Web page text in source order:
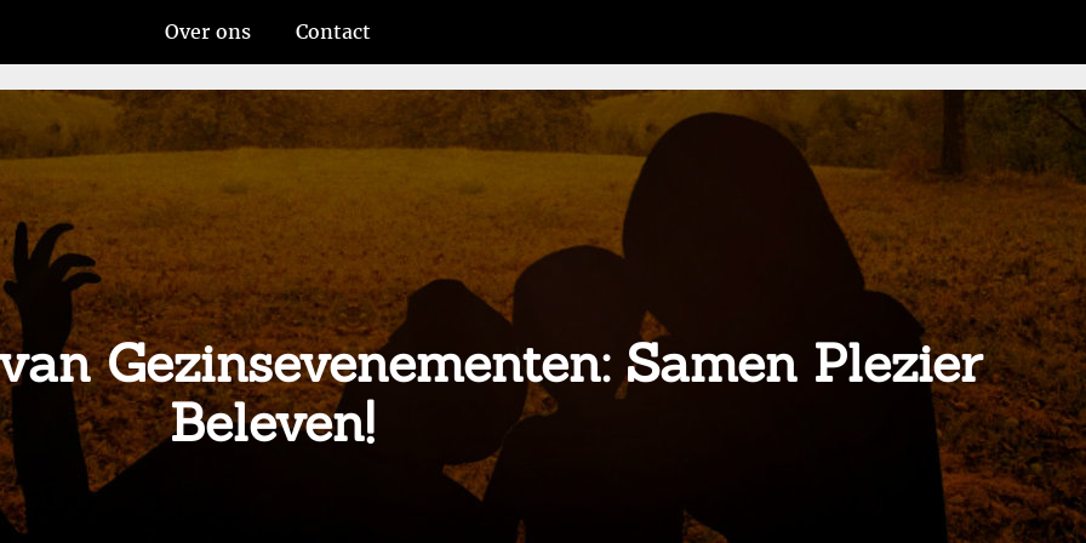
Over ons Contact
Gezinsevenementen: Samen Plezier
Beleven!